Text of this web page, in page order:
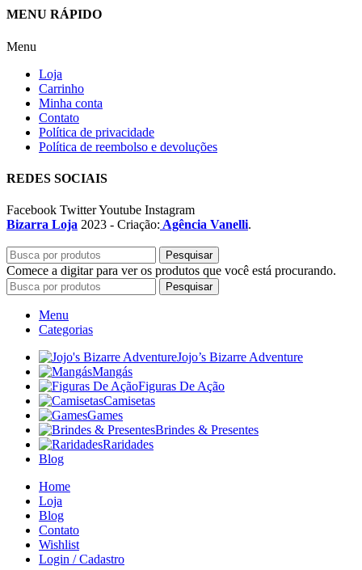
MENU RÁPIDO
Menu
Loja
Carrinho
Minha conta
Contato
Política de privacidade
Política de reembolso e devoluções
REDES SOCIAIS
Facebook TwitterYoutube Instagram
Bizarra Loja 2023 - Criação: Agência Vanelli.
Pesquisar
Comece a digitar para ver os produtos que você está procurando.
Pesquisar
Menu
Categorias
Jojo’s Bizarre Adventure
Mangás
Figuras De Ação
Camisetas
Games
Brindes & Presentes
Raridades
Blog
Home
Loja
Blog
Contato
Wishlist
Login / Cadastro